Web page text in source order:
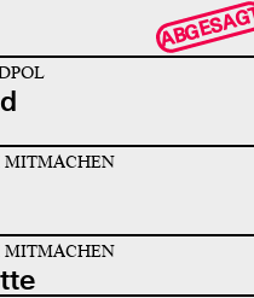
MITMACHEN
MITMACHEN